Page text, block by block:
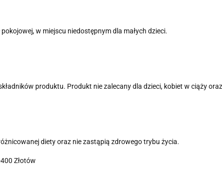
w miejscu niedostępnym dla małych dzieci.
produktu. Produkt nie zalecany dla dzieci, kobiet w ciąży
diety oraz nie zastąpią zdrowego trybu życia.
Złotów